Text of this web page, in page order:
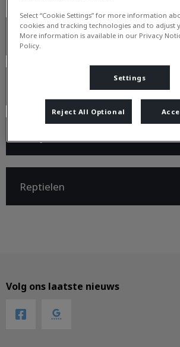
Honden
Reptielen
Volg ons laatste nieuws
Select “Cookie Settings” for more information
cookies and tracking technologies and to adjust
More information is available in our Privacy
Policy.
Settings
Reject All Optional